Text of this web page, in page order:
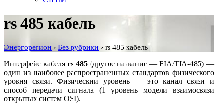
rs 485 кабель
Энергорегион › Без рубрики › rs 485 кабель
Интерфейс кабеляrs 485(другое название — EIA/TIA-485) —
один из наиболее распространенных стандартов физического
уровня связи. Физический уровень — это канал связи и
способ передачи сигнала (1 уровень модели взаимосвязи
открытых систем OSI).